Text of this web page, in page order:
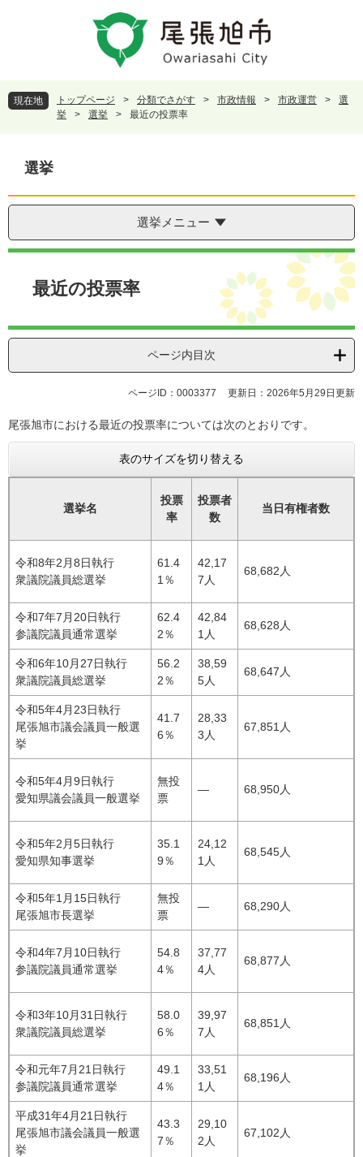
頭
で
飛
ば
へ
現在地 トップページ > 分類でさがす > 市政情報 > 市政運営 >
選
挙
> 選挙 > 最近の投票率
選挙
選挙メニュー
本
最近の投票率
ページ内目次
ページID：0003377 更新日：2026年5月29日更新
尾張旭市における最近の投票率については次のとおりです。
表のサイズを切り替える
選挙名
投票
率
投票者
数
当日有権者数
令和8年2月8日執行
衆議院議員総選挙
61.4
1％
42,17
7人
68,682人
令和7年7月20日執行
参議院議員通常選挙
62.4
2％
42,84
1人
68,628人
令和6年10月27日執行
衆議院議員総選挙
56.2
2％
38,59
5人
68,647人
令和5年4月23日執行
尾張旭市議会議員一般選
挙
41.7
6％
28,33
3人
67,851人
令和5年4月9日執行
愛知県議会議員一般選挙​
無投
票
― 68,950人
令和5年2月5日執行
愛知県知事選挙​
35.1
9％
24,12
1人
68,545人
令和5年1月15日執行
尾張旭市長選挙
無投
票
― 68,290人
令和4年7月10日執行
参議院議員通常選挙
54.8
4％
37,77
4人
68,877人
令和3年10月31日執行
衆議院議員総選挙
58.0
6％
39,97
7人
68,851人
令和元年7月21日執行
参議院議員通常選挙
49.1
4％
33,51
1人
68,196人
平成31年4月21日執行
尾張旭市議会議員一般選
挙
43.3
7％
29,10
2人
67,102人